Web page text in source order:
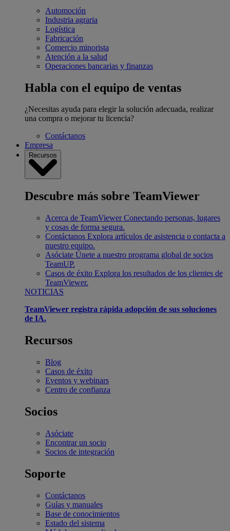
Automoción
Industria agraria
Logística
Fabricación
Comercio minorista
Atención a la salud
Operaciones bancarias y finanzas
Habla con el equipo de ventas
¿Necesitas ayuda para elegir la solución adecuada, realizar
una compra o mejorar tu licencia?
Contáctanos
Empresa
Recursos
Descubre más sobre TeamViewer
Acerca de TeamViewer Conectando personas, lugares
y cosas de forma segura.
Contáctanos Explora artículos de asistencia o contacta a
nuestro equipo.
Asóciate Únete a nuestro programa global de socios
TeamUP.
Casos de éxito Explora los resultados de los clientes de
TeamViewer.
NOTICIAS
TeamViewer registra rápida adopción de sus soluciones
de IA.
Recursos
Blog
Casos de éxito
Eventos y webinars
Centro de confianza
Socios
Asóciate
Encontrar un socio
Socios de integración
Soporte
Contáctanos
Guías y manuales
Base de conocimientos
Estado del sistema